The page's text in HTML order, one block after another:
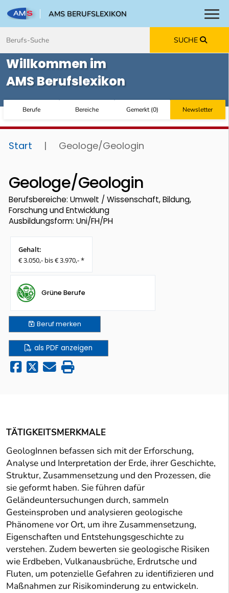
AMS BERUFSLEXIKON
SUCHE
Willkommen im
AMS Berufslexikon
Berufe Bereiche Gemerkt(0) Newsletter
Start | Geologe/Geologin
Geologe/Geologin
Berufsbereiche: Umwelt / Wissenschaft, Bildung,
Forschung und Entwicklung
Ausbildungsform: Uni/FH/PH
Gehalt:
€ 3.050,- bis € 3.970,- *
Grüne Berufe
Berufmerken
als PDF anzeigen
TÄTIGKEITSMERKMALE
GeologInnen befassen sich mit der Erforschung,
Analyse und Interpretation der Erde, ihrer Geschichte,
Struktur, Zusammensetzung und den Prozessen, die
sie geformt haben. Sie führen dafür
Geländeuntersuchungen durch, sammeln
Gesteinsproben und analysieren geologische
Phänomene vor Ort, um ihre Zusammensetzung,
Eigenschaften und Entstehungsgeschichte zu
verstehen. Zudem bewerten sie geologische Risiken
wie Erdbeben, Vulkanausbrüche, Erdrutsche und
Fluten, um potenzielle Gefahren zu identifizieren und
Maßnahmen zur Risikominderung zu entwickeln.